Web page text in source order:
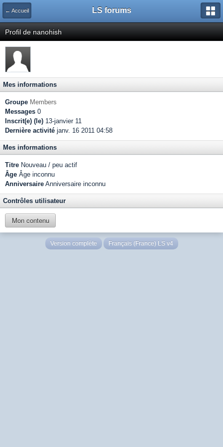
← Accueil LS forums
Profil de nanohish
Mes informations
Groupe Members
Messages 0
Inscrit(e) (le) 13-janvier 11
Dernière activité janv. 16 2011 04:58
Mes informations
Titre Nouveau / peu actif
Âge Âge inconnu
Anniversaire Anniversaire inconnu
Contrôles utilisateur
Mon contenu
Version complète Français (France) LS v4